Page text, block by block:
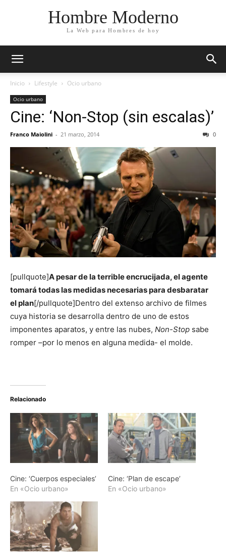
Hombre Moderno
La Web para Hombres de hoy
Inicio Lifestyle Ocio urbano
Ocio urbano
Cine: ‘Non-Stop (sin escalas)’
Franco Maiolini - 21 marzo, 2014 0
[pullquote]A pesar de la terrible encrucijada, el agente
tomará todas las medidas necesarias para desbaratar
el plan[/pullquote]Dentro del extenso archivo de filmes
cuya historia se desarrolla dentro de uno de estos
imponentes aparatos, y entre las nubes, Non-Stop sabe
romper –por lo menos en alguna medida- el molde.
Relacionado
Cine: ‘Cuerpos especiales’
En «Ocio urbano»
Cine: ‘Plan de escape’
En «Ocio urbano»